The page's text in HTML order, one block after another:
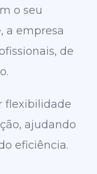
o seu
a empresa
de
flexibilidade
ajudando
eficiência.